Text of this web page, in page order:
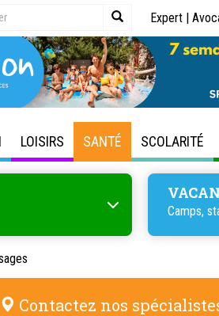
Expert |
LOISIRS SANTÉ SCOLARITÉ
Camps,
Contactez nos